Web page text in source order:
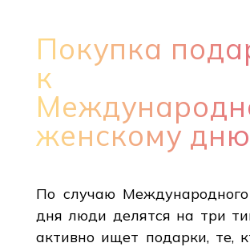
Покупка
к
женскому дню
По случаю
дня люди делятся на три
активно ищет подарки, те,